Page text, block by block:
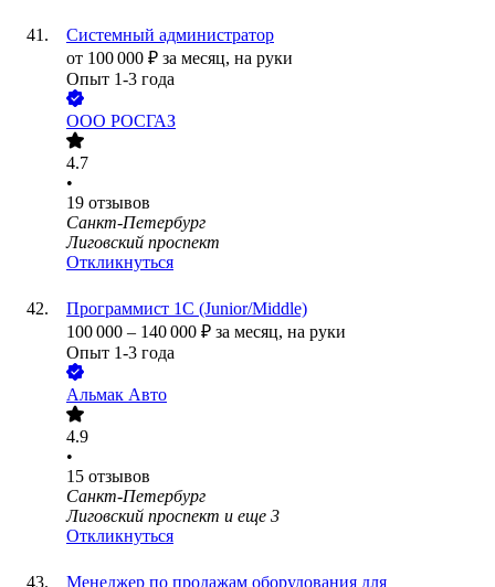
Системный администратор
от 100 000 ₽ за месяц, на руки
Опыт 1-3 года
ООО РОСГАЗ
4.7
•
19 отзывов
Санкт-Петербург
Лиговский проспект
Откликнуться
Программист 1С (Junior/Middle)
100 000 – 140 000 ₽ за месяц, на руки
Опыт 1-3 года
Альмак Авто
4.9
•
15 отзывов
Санкт-Петербург
Лиговский проспект и еще 3
Откликнуться
Менеджер по продажам оборудования для